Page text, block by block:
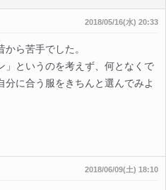
2018/05/16(水) 20:33
ら苦手でした。
」というのを考えず、何となくで
に合う服をきちんと選んでみよ
2018/06/09(土) 18:10